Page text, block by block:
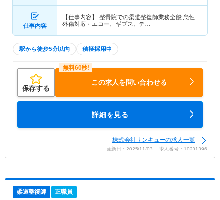
仕事内容
【仕事内容】 整骨院での柔道整復師業務全般 急性
外傷対応・エコー、ギプス、テ…
駅から徒歩5分以内 積極採用中
保存する
この求人を問い合わせる
詳細を見る
株式会社サンキューの求人一覧
更新日：2025/11/03 求人番号：10201396
柔道整復師 正職員